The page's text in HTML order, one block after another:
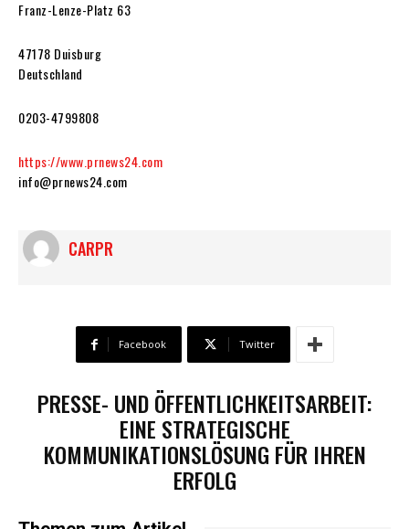
Franz-Lenze-Platz 63
47178 Duisburg
Deutschland
0203-4799808
https://www.prnews24.com
info@prnews24.com
CARPR
Facebook Twitter
PRESSE- UND ÖFFENTLICHKEITSARBEIT:
EINE STRATEGISCHE
KOMMUNIKATIONSLÖSUNG FÜR IHREN
ERFOLG